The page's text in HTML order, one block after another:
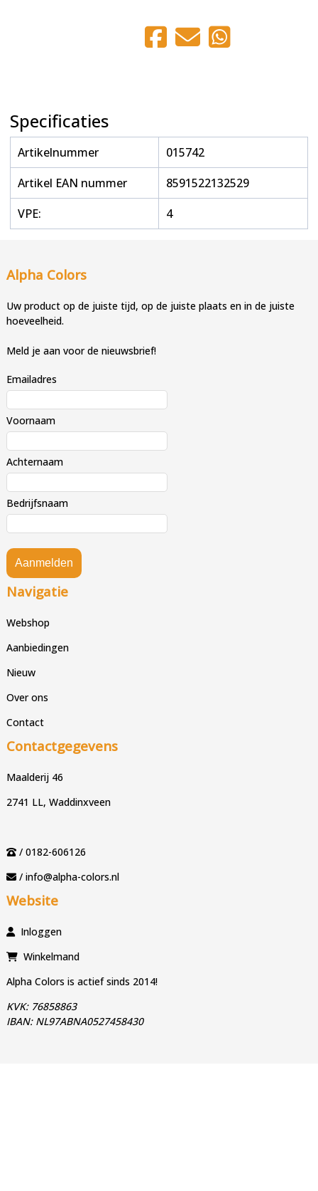
Specificaties
Artikelnummer
015742
Artikel EAN nummer
8591522132529
VPE:
4
Alpha Colors
Uw product op de juiste tijd, op de juiste plaats en in de juiste
hoeveelheid.
Meld je aan voor de nieuwsbrief!
Emailadres
Voornaam
Achternaam
Bedrijfsnaam
Aanmelden
Navigatie
Webshop
Aanbiedingen
Nieuw
Over ons
Contact
Contactgegevens
Maalderij 46
2741 LL, Waddinxveen
/ 0182-606126
/ info@alpha-colors.nl
Website
Inloggen
Winkelmand
Alpha Colors is actief sinds 2014!
KVK: 76858863
IBAN: NL97ABNA0527458430